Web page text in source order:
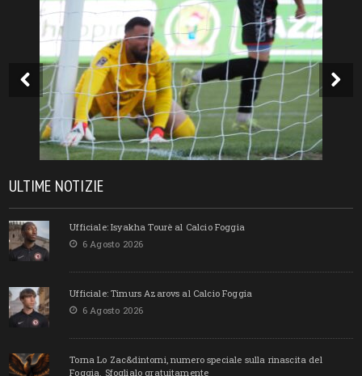
ULTIME NOTIZIE
Ufficiale: Isyakha Tourè al Calcio Foggia
6 Agosto 2026
Ufficiale: Timurs Azarovs al Calcio Foggia
6 Agosto 2026
Torna Lo Zac&dintorni, numero speciale sulla rinascita del
Foggia. Sfoglialo gratuitamente